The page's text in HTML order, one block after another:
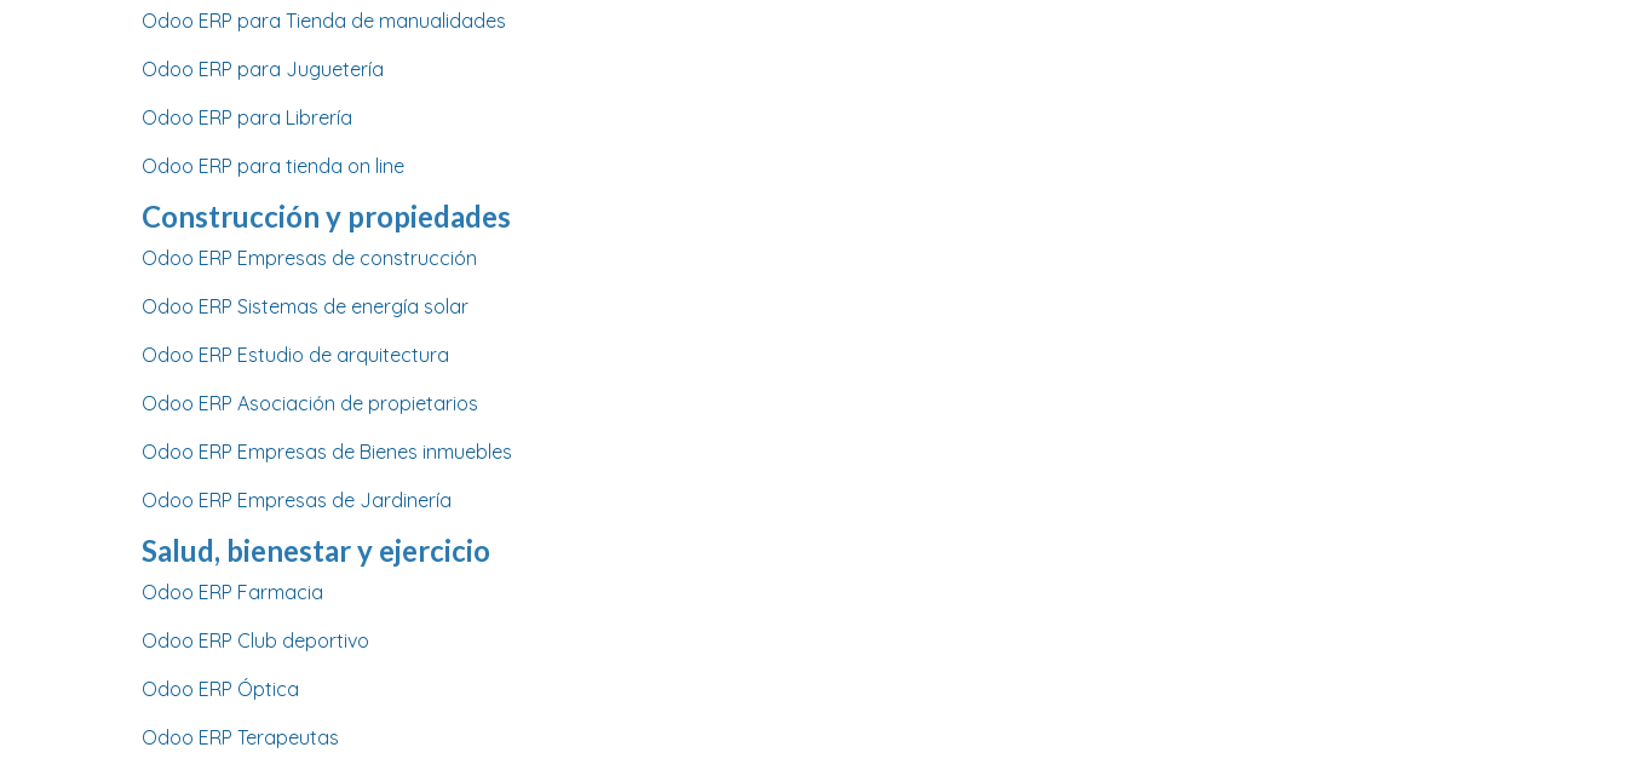
Odoo ERP para Tienda de manualidades
Odoo ERP para Juguetería
Odoo ERP para Librería
Odoo ERP para tienda on line
Construcción y propiedades
Odoo ERP Empresas de construcción
Odoo ERP Sistemas de energía solar
Odoo ERP Estudio de arquitectura
Odoo ERP Asociación de propietarios
Odoo ERP Empresas de Bienes inmuebles
Odoo ERP Empresas de Jardinería
Salud, bienestar y ejercicio
Odoo ERP Farmacia
Odoo ERP Club deportivo
Odoo ERP Óptica
Odoo ERP Terapeutas